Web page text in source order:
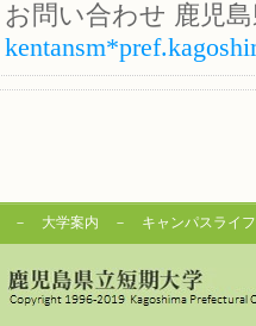
お問い合わせ 鹿児
－ 大学案内 － キャンパスライフ